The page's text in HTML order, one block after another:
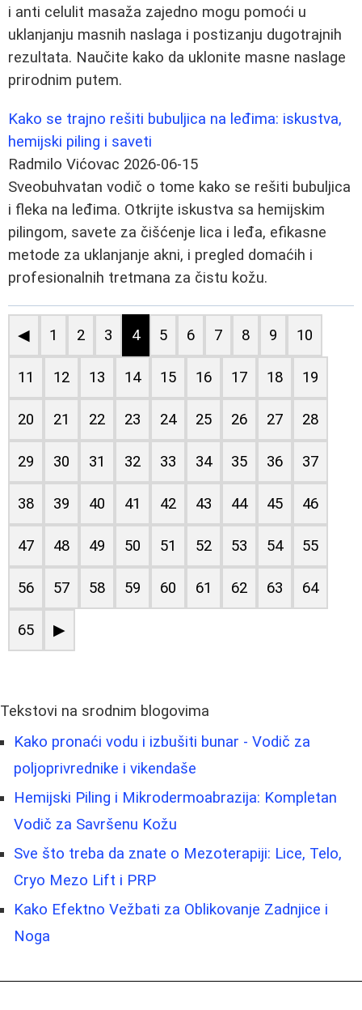
i anti celulit masaža zajedno mogu pomoći u
uklanjanju masnih naslaga i postizanju dugotrajnih
rezultata. Naučite kako da uklonite masne naslage
prirodnim putem.
Kako se trajno rešiti bubuljica na leđima: iskustva,
hemijski piling i saveti
Radmilo Vićovac 2026-06-15
Sveobuhvatan vodič o tome kako se rešiti bubuljica
i fleka na leđima. Otkrijte iskustva sa hemijskim
pilingom, savete za čišćenje lica i leđa, efikasne
metode za uklanjanje akni, i pregled domaćih i
profesionalnih tretmana za čistu kožu.
◀ 1 2 3 4 5 6 7 8 9 10
11 12 13 14 15 16 17 18 19
20 21 22 23 24 25 26 27 28
29 30 31 32 33 34 35 36 37
38 39 40 41 42 43 44 45 46
47 48 49 50 51 52 53 54 55
56 57 58 59 60 61 62 63 64
65 ▶
Tekstovi na srodnim blogovima
Kako pronaći vodu i izbušiti bunar - Vodič za
poljoprivrednike i vikendaše
Hemijski Piling i Mikrodermoabrazija: Kompletan
Vodič za Savršenu Kožu
Sve što treba da znate o Mezoterapiji: Lice, Telo,
Cryo Mezo Lift i PRP
Kako Efektno Vežbati za Oblikovanje Zadnjice i
Noga